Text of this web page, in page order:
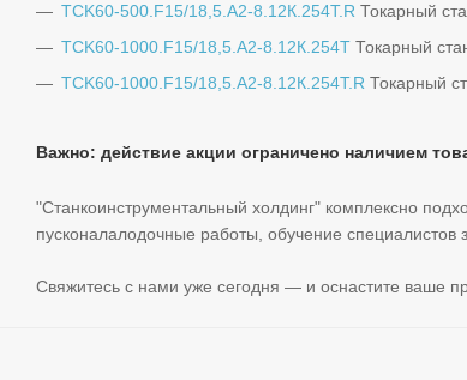
TCK60-500.F15/18,5.A2-8.12К.254T.R Токарный
TCK60-1000.F15/18,5.A2-8.12К.254T Токарный
TCK60-1000.F15/18,5.A2-8.12К.254T.R Токарный
Важно: действие акции ограничено наличием
"Станкоинструментальный холдинг" комплексно
пусконалалодочные работы, обучение специалистов
Свяжитесь с нами уже сегодня — и оснастите ваше